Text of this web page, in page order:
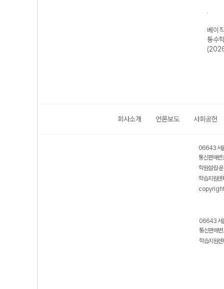
베이
통수
회사소개 언론보도 사회공헌
06643 서
통신판매
학원설립·
학습지원
06643 서
통신판매
학습지원